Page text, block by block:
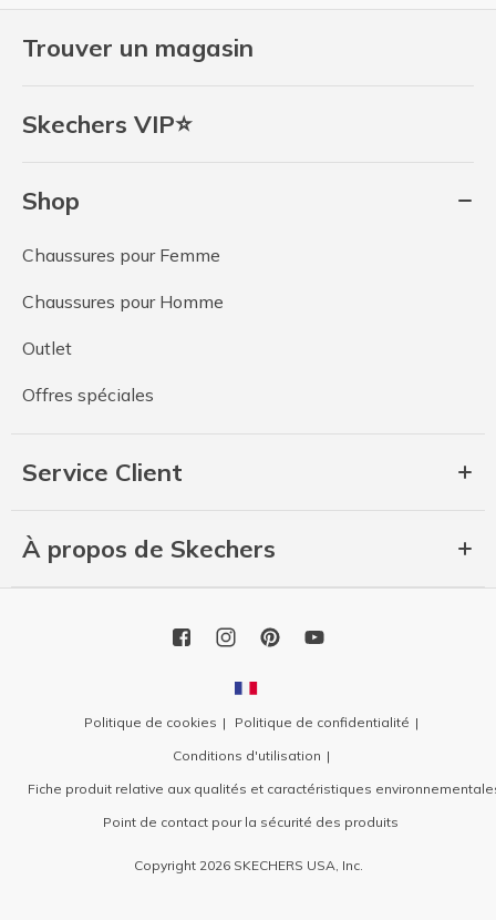
Trouver un magasin
Skechers VIP⭐
Shop
Chaussures pour Femme
Chaussures pour Homme
Outlet
Offres spéciales
Service Client
À propos de Skechers
Politique de cookies
Politique de confidentialité
Conditions d'utilisation
Fiche produit relative aux qualités et caractéristiques
Point de contact pour la sécurité des produits
Copyright 2026 SKECHERS USA, Inc.